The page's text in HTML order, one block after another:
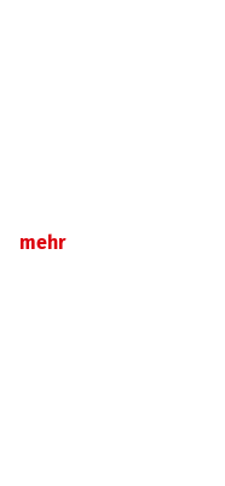
mehr